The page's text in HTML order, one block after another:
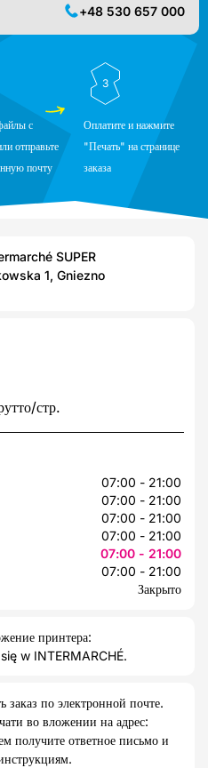
+48 530 657 000
с
отправьте
почту
3
Оплатите и нажмите
"Печать" на странице
заказа
SUPER
1, Gniezno
07:00 - 21:00
07:00 - 21:00
07:00 - 21:00
07:00 - 21:00
07:00 - 21:00
07:00 - 21:00
Закрыто
стр.
принтера:
w INTERMARCHÉ.
заказ по электронной почте.
во вложении на адрес:
получите ответное письмо и